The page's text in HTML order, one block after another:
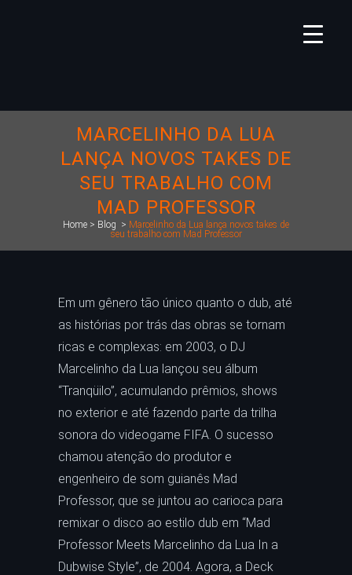
MARCELINHO DA LUA
LANÇA NOVOS TAKES DE
SEU TRABALHO COM
MAD PROFESSOR
Home > Blog > Marcelinho da Lua lança novos takes de
seu trabalho com Mad Professor
Em um gênero tão único quanto o dub, até
as histórias por trás das obras se tornam
ricas e complexas: em 2003, o DJ
Marcelinho da Lua lançou seu álbum
“Tranqüilo”, acumulando prêmios, shows
no exterior e até fazendo parte da trilha
sonora do videogame FIFA. O sucesso
chamou atenção do produtor e
engenheiro de som guianês Mad
Professor, que se juntou ao carioca para
remixar o disco ao estilo dub em “Mad
Professor Meets Marcelinho da Lua In a
Dubwise Style”, de 2004. Agora, a Deck